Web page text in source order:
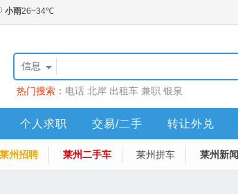
信息
热门搜索： 电话 北岸 出租车 兼职 银泉
个人求职 交易/二手 转让外兑
莱州招聘 莱州二手车 莱州拼车 莱州新闻